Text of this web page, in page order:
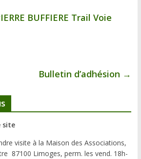
BUFFIERE Trail Voie
Bulletin d’adhésion →
site
visite à la Maison des Associations,
87100 Limoges, perm. les vend. 18h-